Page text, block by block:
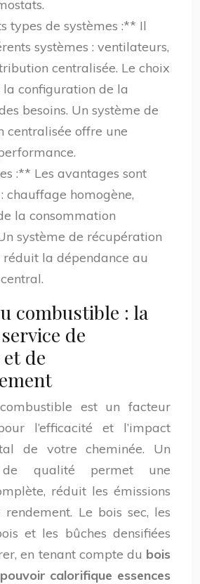
types de systèmes :** Il
systèmes : ventilateurs,
centralisée. Le choix
configuration de la
besoins. Un système de
centralisée offre une
:** Les avantages sont
chauffage homogène,
la consommation
système de récupération
la dépendance au
combustible : la
de
de
est un facteur
l’efficacité et l’impact
de votre cheminée. Un
de qualité permet une
réduit les émissions
Le bois sec, les
et les bûches densifiées
en tenant compte du bois
calorifique essences